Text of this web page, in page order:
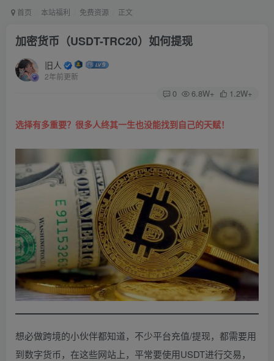
首页 本站福利 免费资源 正文
加密货币（USDT-TRC20）如何提现
旧人
2年前更新
0 6.8W+ 1.2W+
选择有多重要？很多人终其一生也没能找到自己的天赋！
想必做跨境的小伙伴都知道，不少平台充值/提现，都需要用
到数字货币，在这些网站上，平常要使用USDT进行交易，